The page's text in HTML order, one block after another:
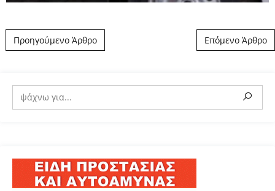
Post navigation
Προηγούμενο Άρθρο Επόμενο Άρθρο